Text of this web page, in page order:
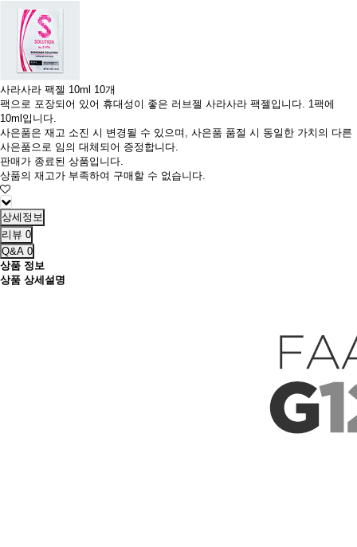
사라사라 팩젤 10ml 10개
팩으로 포장되어 있어 휴대성이 좋은 러브젤 사라사라 팩젤입니다. 1팩에
10ml입니다.
사은품은 재고 소진 시 변경될 수 있으며, 사은품 품절 시 동일한 가치의 다른
사은품으로 임의 대체되어 증정합니다.
판매가 종료된 상품입니다.
상품의 재고가 부족하여 구매할 수 없습니다.
상세정보
리뷰 0
Q&A 0
상품 정보
상품 상세설명